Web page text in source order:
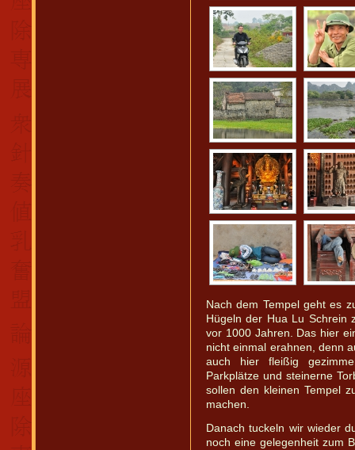
Nach dem Tempel geht es
Hügeln der Hua Lu Schrein
vor 1000 Jahren. Das hier
nicht einmal erahnen, denn
auch hier fleißig
Parkplätze und steinerne
sollen den kleinen Tempel
machen.
Danach tuckeln wir wieder
noch eine gelegenheit zum